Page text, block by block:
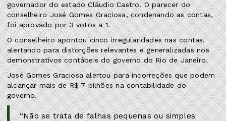
governador do estado Cláudio Castro. O parecer do
conselheiro José Gomes Graciosa, condenando as contas,
foi aprovado por 3 votos a 1.
O conselheiro apontou cinco irregularidades nas contas,
alertando para distorções relevantes e generalizadas nos
demonstrativos contábeis do governo do Rio de Janeiro.
José Gomes Graciosa alertou para incorreções que podem
alcançar mais de R$ 7 bilhões na contabilidade do
governo.
“Não se trata de falhas pequenas ou simples